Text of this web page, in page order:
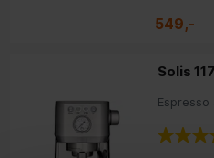
549,-
Solis